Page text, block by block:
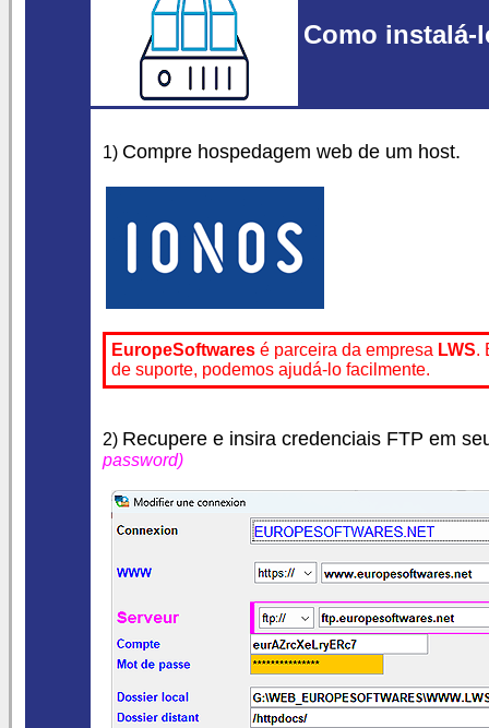
Como
1) Compre hospedagem web de um host.
EuropeSoftwares é parceira da empresa LWS.
de suporte, podemos ajudá-lo facilmente.
2) Recupere e insira credenciais FTP em
password)